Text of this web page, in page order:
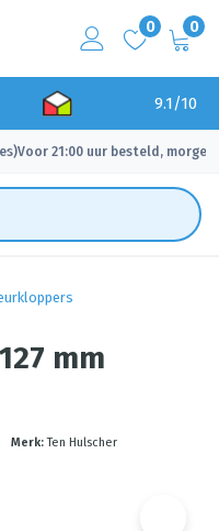
0 0
9.1/10
✓ Voor 21:00 uur besteld, morgen
mm
Merk:Ten Hulscher